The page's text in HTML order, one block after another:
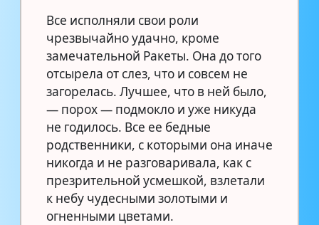
Все исполняли свои роли
чрезвычайно удачно, кроме
замечательной Ракеты. Она до того
отсырела от слез, что и совсем не
загорелась. Лучшее, что в ней было,
— порох — подмокло и уже никуда
не годилось. Все ее бедные
родственники, с которыми она иначе
никогда и не разговаривала, как с
презрительной усмешкой, взлетали
к небу чудесными золотыми и
огненными цветами.